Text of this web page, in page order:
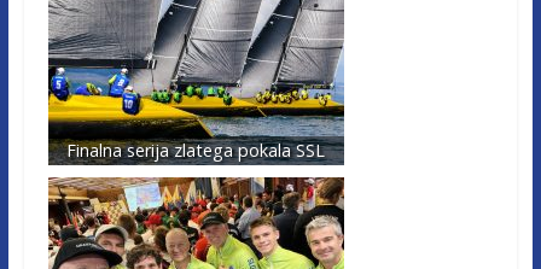
Finalna serija zlatega pokala SSL